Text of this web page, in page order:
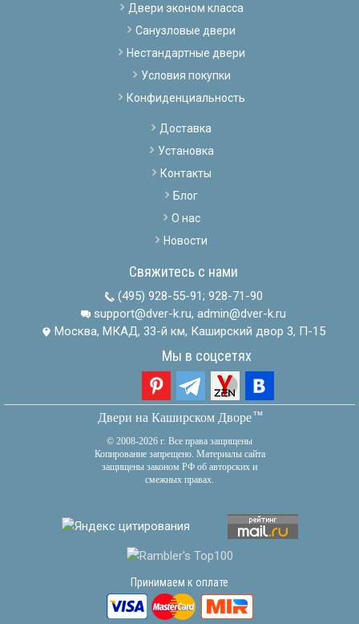
Двери эконом класса
Санузловые двери
Нестандартные двери
Условия покупки
Конфиденциальность
Доставка
Установка
Контакты
Блог
О нас
Новости
Свяжитесь с нами
(495) 928-55-91; 928-71-90
support@dver-k.ru, admin@dver-k.ru
Москва, МКАД, 33-й км, Каширский двор 3, П-15
Мы в соцсетях
Двери на Каширском Дворетм
© 2008-2026 г. Все права защищены
Копирование запрещено. Материалы сайта
защищены законом РФ об авторских и
смежных правах.
Принимаем к оплате